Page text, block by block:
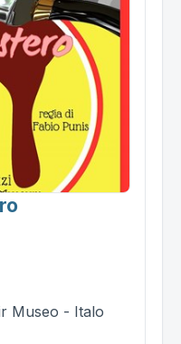
Museo - Italo